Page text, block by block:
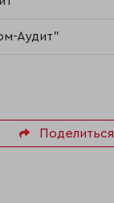
Аудит"
Поделиться